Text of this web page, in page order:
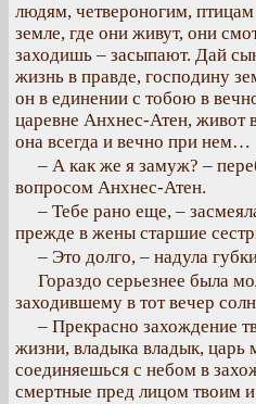
людям, четвероногим,
земле, где они живут, они
заходишь – засыпают. Дай
жизнь в правде, господину
он в единении с тобою в
царевне Анхнес-Атен, живот
она всегда и вечно при нем…
– А как же я замуж? –
вопросом Анхнес-Атен.
– Тебе рано еще, –
прежде в жены старшие
– Это долго, – надула
Гораздо серьезнее была
заходившему в тот вечер
– Прекрасно захождение
жизни, владыка владык, царь
соединяешься с небом в
смертные пред лицом твоим